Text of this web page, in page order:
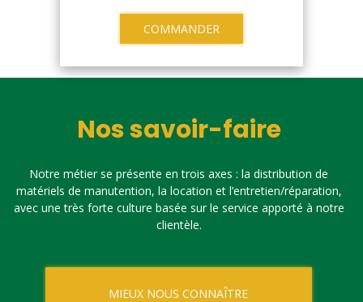
COMMANDER
Nos savoir-faire
Notre métier se présente en trois axes : la distribution de
matériels de manutention, la location et l’entretien/réparation,
avec une très forte culture basée sur le service apporté à notre
clientèle.
MIEUX NOUS CONNAÎTRE